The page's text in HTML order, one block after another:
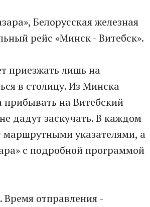
Белорусская железная
рейс «Минск - Витебск».
приезжать лишь на
в столицу. Из Минска
прибывать на Витебский
дадут заскучать. В каждом
маршрутными указателями, а
с подробной программой
отправления -